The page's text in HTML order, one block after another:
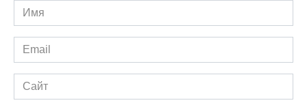
Имя
*
Email
*
Сайт